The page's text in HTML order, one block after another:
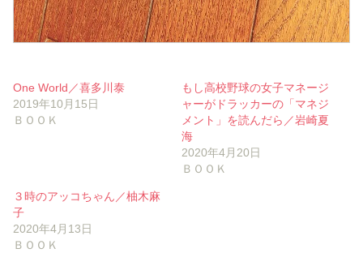
One World／喜多川泰
2019年10月15日
ＢＯＯＫ
もし高校野球の女子マネージ
ャーがドラッカーの「マネジ
メント」を読んだら／岩崎夏
海
2020年4月20日
ＢＯＯＫ
３時のアッコちゃん／柚木麻
子
2020年4月13日
ＢＯＯＫ